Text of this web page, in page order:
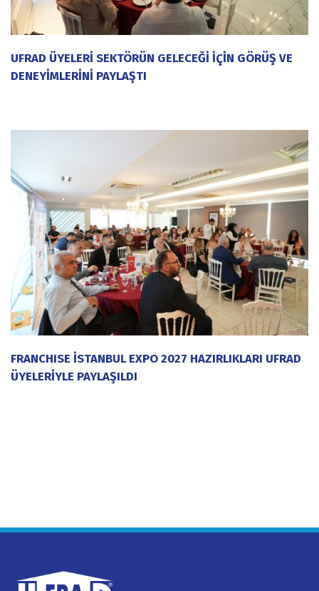
UFRAD ÜYELERİ SEKTÖRÜN GELECEĞİ İÇİN GÖRÜŞ VE
DENEYİMLERİNİ PAYLAŞTI
FRANCHISE İSTANBUL EXPO 2027 HAZIRLIKLARI UFRAD
ÜYELERİYLE PAYLAŞILDI